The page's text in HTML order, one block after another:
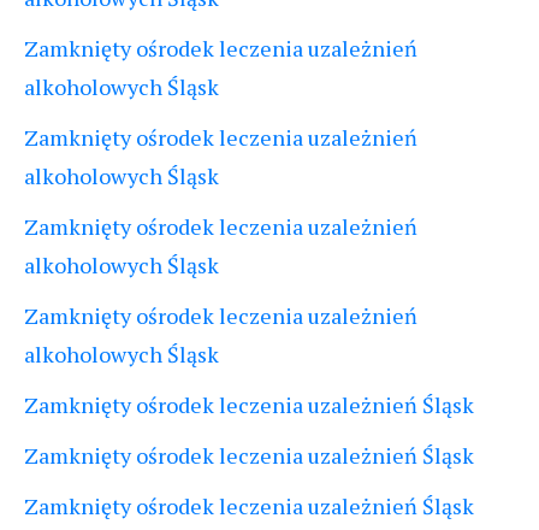
Zamknięty ośrodek leczenia uzależnień
alkoholowych Śląsk
Zamknięty ośrodek leczenia uzależnień
alkoholowych Śląsk
Zamknięty ośrodek leczenia uzależnień
alkoholowych Śląsk
Zamknięty ośrodek leczenia uzależnień
alkoholowych Śląsk
Zamknięty ośrodek leczenia uzależnień Śląsk
Zamknięty ośrodek leczenia uzależnień Śląsk
Zamknięty ośrodek leczenia uzależnień Śląsk